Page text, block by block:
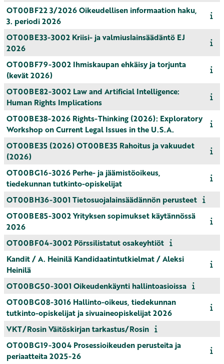
OT00BF22 3/2026 Oikeudellisen informaation haku,
3. periodi 2026
OT00BE33-3002 Kriisi- ja valmiuslainsäädäntö EJ
2026
OT00BF79-3002 Ihmiskaupan ehkäisy ja torjunta
(kevät 2026)
OT00BE82-3002 Law and Artificial Intelligence:
Human Rights Implications
OT00BE38-2026 Rights-Thinking (2026): Exploratory
Workshop on Current Legal Issues in the U.S.A.
OT00BE35 (2026) OT00BE35 Rahoitus ja vakuudet
(2026)
OT00BG16-3026 Perhe- ja jäämistöoikeus,
tiedekunnan tutkinto-opiskelijat
OT00BH36-3001 Tietosuojalainsäädännön perusteet
OT00BE85-3002 Yrityksen sopimukset käytännössä
2026
OT00BF04-3002 Pörssilistatut osakeyhtiöt
Kandit / A. Heinilä Kandidaatintutkielmat / Aleksi
Heinilä
OT00BG50-3001 Oikeudenkäynti hallintoasioissa
OT00BG08-3016 Hallinto-oikeus, tiedekunnan
tutkinto-opiskelijat ja sivuaineopiskelijat 2026
VKT/Rosin Väitöskirjan tarkastus/Rosin
OT00BG19-3004 Prosessioikeuden perusteita ja
periaatteita 2025-26